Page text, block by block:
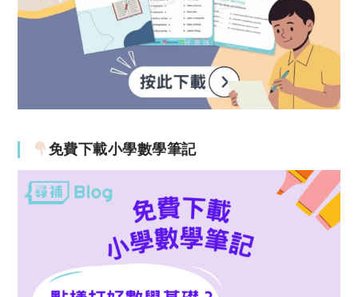
免費下載小學數學筆記